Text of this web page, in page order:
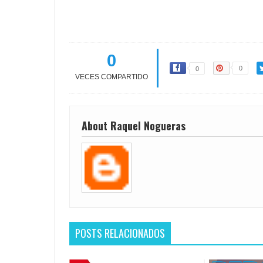
0
VECES COMPARTIDO
0 0
About Raquel Nogueras
POSTS RELACIONADOS